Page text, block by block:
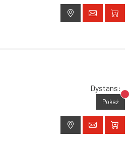
Dystans:
Pokaż